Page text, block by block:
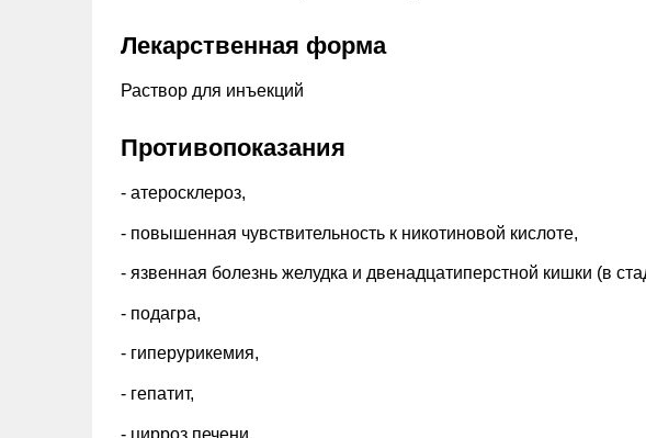
Лекарственная форма
Раствор для инъекций
Противопоказания
- атеросклероз,
- повышенная чувствительность к никотиновой кислоте,
- язвенная болезнь желудка и двенадцатиперстной кишки (в
- подагра,
- гиперурикемия,
- гепатит,
- цирроз печени,